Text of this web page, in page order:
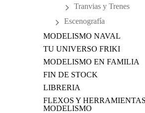
Tranvias y Trenes
Escenografía
MODELISMO NAVAL
TU UNIVERSO FRIKI
MODELISMO EN FAMILIA
FIN DE STOCK
LIBRERIA
FLEXOS Y
MODELISMO